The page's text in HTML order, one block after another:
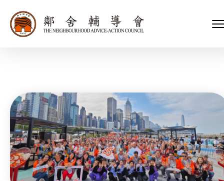
會長、副會長
執行委員會及總幹事
招標項目
關於我們
家庭及兒童福利服務
青少年服務
內地服務
教育服務
醫療衞生服務
社會企業
我們的服務
我們的夥伴